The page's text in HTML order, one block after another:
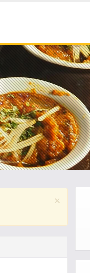
×